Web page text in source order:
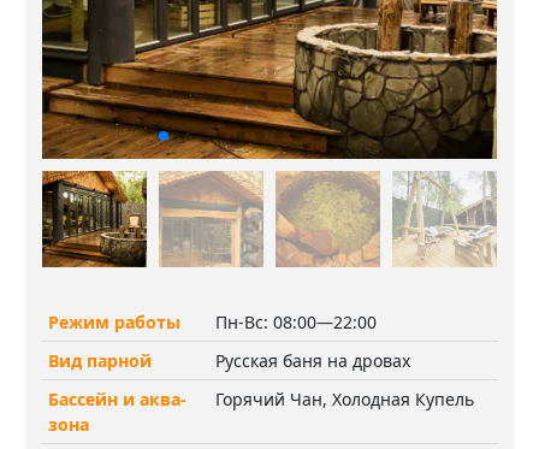
Режим работы
Пн-Вс: 08:00—22:00
Вид парной
Русская баня на дровах
Бассейн и аква-
зона
Горячий Чан, Холодная Купель